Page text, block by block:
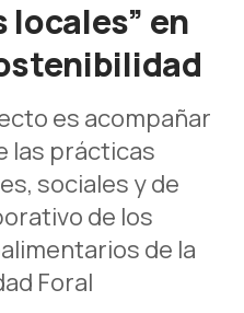
locales” en
es acompañar
las prácticas
sociales y de
de los
de la
Foral